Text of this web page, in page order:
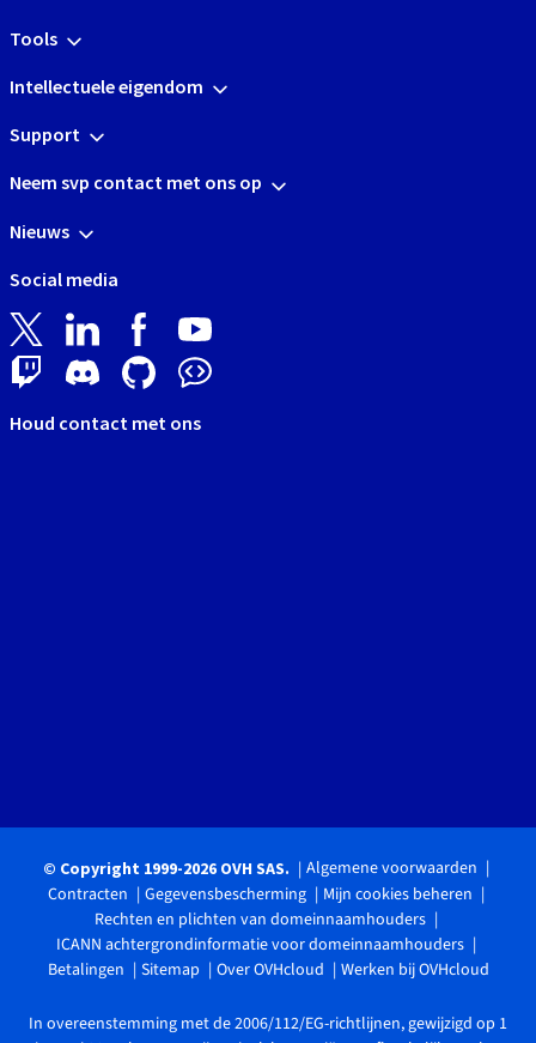
Tools
Intellectuele eigendom
Support
Neem svp contact met ons op
Nieuws
Social media
Houd contact met ons
© Copyright 1999-2026 OVH SAS.
Algemene voorwaarden
Contracten
Gegevensbescherming
Mijn cookies beheren
Rechten en plichten van domeinnaamhouders
ICANN achtergrondinformatie voor domeinnaamhouders
Betalingen
Sitemap Over OVHcloud Werken bij OVHcloud
In overeenstemming met de 2006/112/EG-richtlijnen, gewijzigd op 1